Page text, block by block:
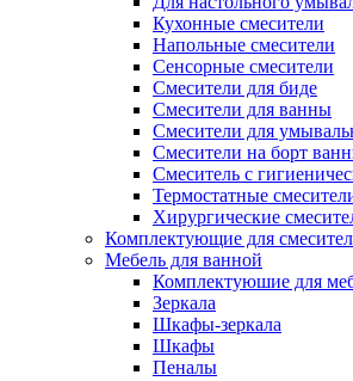
Кухонные смесители
Напольные смесители
Сенсорные смесители
Смесители для биде
Смесители для ванны
Смесители для
Смесители на борт
Смеситель с
Термостатные
Хирургические
Комплектующие для
Мебель для ванной
Комплектуюшие для
Зеркала
Шкафы-зеркала
Шкафы
Пеналы